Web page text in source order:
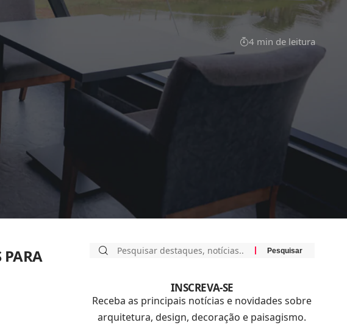
4 min de leitura
PARA
INSCREVA-SE
Receba as principais notícias e novidades sobre
arquitetura, design, decoração e paisagismo.